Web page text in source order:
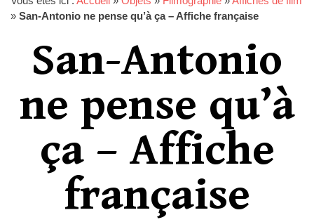
» San-Antonio ne pense qu’à ça – Affiche française
San-Antonio
ne pense qu’à
ça – Affiche
française